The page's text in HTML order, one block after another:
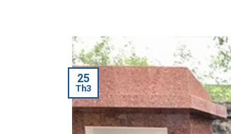
25
Th3